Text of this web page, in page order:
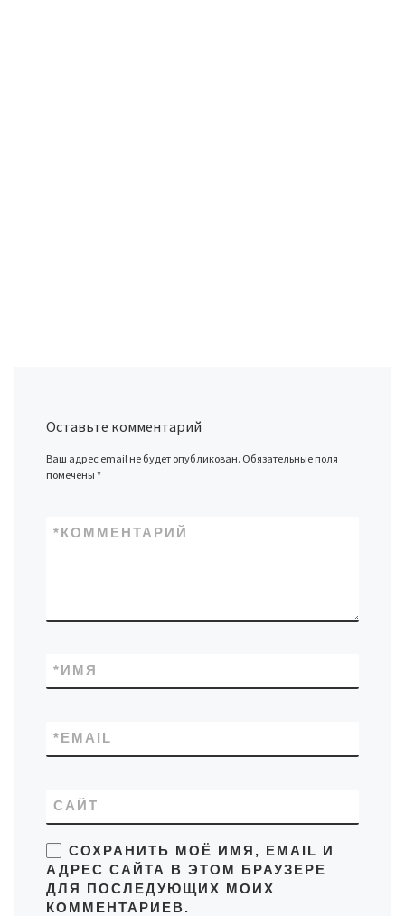
Оставьте комментарий
Ваш адрес email не будет опубликован. Обязательные поля
помечены*
КОММЕНТАРИЙ
*
ИМЯ
*
EMAIL
*
САЙТ
СОХРАНИТЬ МОЁ ИМЯ, EMAIL И
АДРЕС САЙТА В ЭТОМ БРАУЗЕРЕ
ДЛЯ ПОСЛЕДУЮЩИХ МОИХ
КОММЕНТАРИЕВ.